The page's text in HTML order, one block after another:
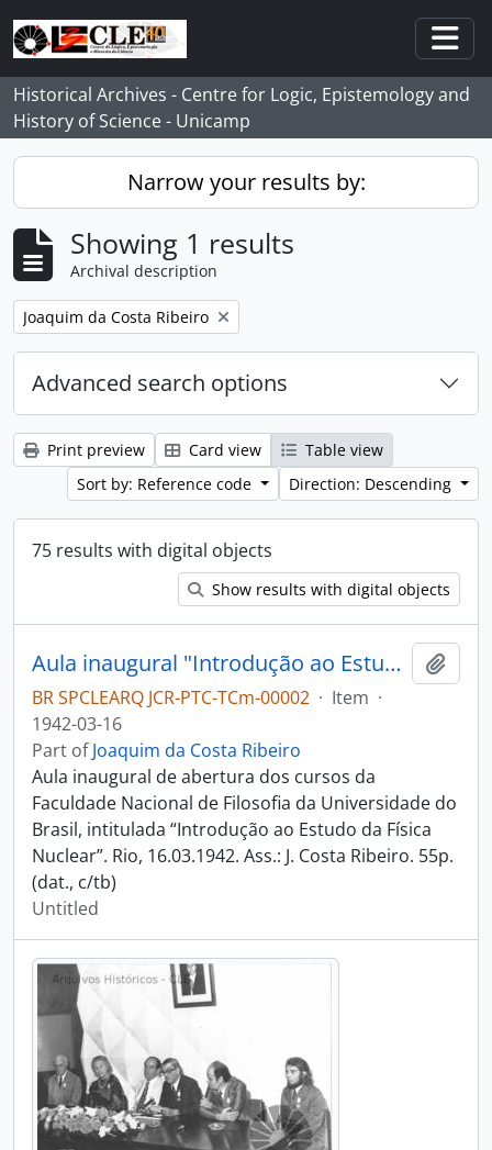
Skip to main content
Historical Archives - Centre for Logic, Epistemology and
History of Science - Unicamp
Narrow your results by:
Showing 1 results
Archival description
Remove filter:
Joaquim da Costa Ribeiro
Advanced search options
Print preview Card view
Table view
Sort by: Reference code
Direction: Descending
75 results with digital objects
Show results with digital objects
Aula inaugural "Introdução ao Estudo da Física Nuclear"
BR SPCLEARQ JCR-PTC-TCm-00002 · Item ·
1942-03-16
Part ofJoaquim da Costa Ribeiro
Aula inaugural de abertura dos cursos da
Faculdade Nacional de Filosofia da Universidade do
Brasil, intitulada “Introdução ao Estudo da Física
Nuclear”. Rio, 16.03.1942. Ass.: J. Costa Ribeiro. 55p.
(dat., c/tb)
Untitled